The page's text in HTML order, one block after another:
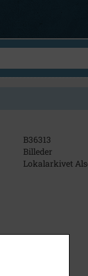
B36313
Billeder
Lokalarkivet